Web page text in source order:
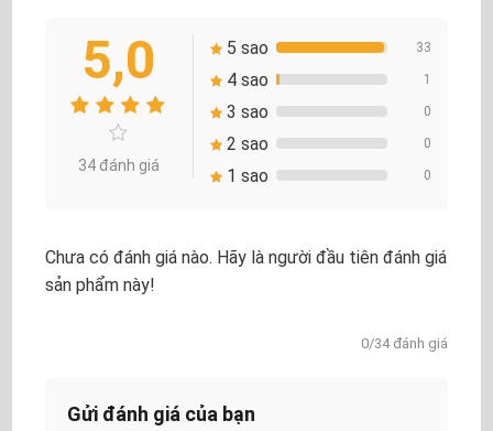
5,0
34 đánh giá
5 sao 33
4 sao 1
3 sao 0
2 sao 0
1 sao 0
Chưa có đánh giá nào. Hãy là người đầu tiên đánh giá
sản phẩm này!
0/34 đánh giá
Gửi đánh giá của bạn